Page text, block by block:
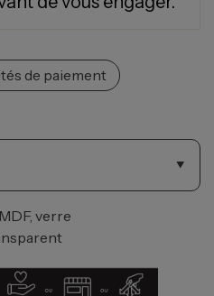
de paiement
verre